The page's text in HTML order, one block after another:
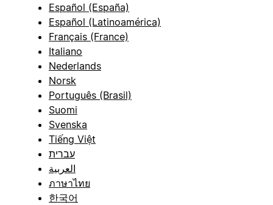
Español (España)
Español (Latinoamérica)
Français (France)
Italiano
Nederlands
Norsk
Português (Brasil)
Suomi
Svenska
Tiếng Việt
עברית
العربية
ภาษาไทย
한국어